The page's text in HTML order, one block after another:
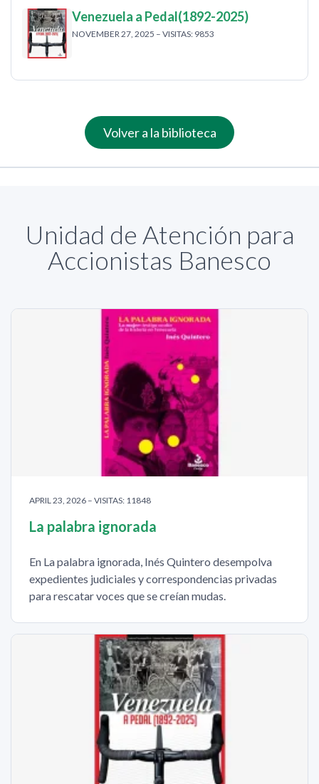
Venezuela a Pedal(1892-2025)
NOVEMBER 27, 2025 – VISITAS: 9853
Volver a la biblioteca
Unidad de Atención para
Accionistas Banesco
APRIL 23, 2026 – VISITAS: 11848
La palabra ignorada
En La palabra ignorada, Inés Quintero desempolva
expedientes judiciales y correspondencias privadas
para rescatar voces que se creían mudas.